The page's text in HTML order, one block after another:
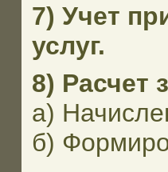
7) Учет
услуг.
8) Расчет
а)
б)